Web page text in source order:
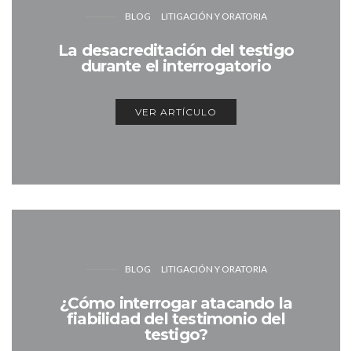
BLOG LITIGACIÓN Y ORATORIA
La desacreditación del testigo
durante el interrogatorio
VER ARTÍCULO
BLOG LITIGACIÓN Y ORATORIA
¿Cómo interrogar atacando la
fiabilidad del testimonio del
testigo?